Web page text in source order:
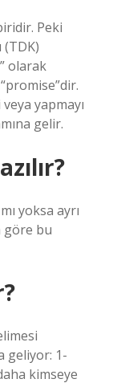
Peki
(TDK)
olarak
yapmayı
gelir.
yoksa ayrı
göre bu
geliyor: 1-
kimseye